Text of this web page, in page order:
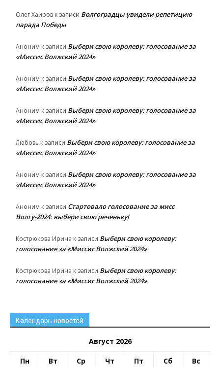
Олег Хаиров к записи Волгоградцы увидели репетицию
парада Победы
Аноним к записи Выбери свою королеву: голосование за
«Миссис Волжский 2024»
Аноним к записи Выбери свою королеву: голосование за
«Миссис Волжский 2024»
Аноним к записи Выбери свою королеву: голосование за
«Миссис Волжский 2024»
Любовь к записи Выбери свою королеву: голосование за
«Миссис Волжский 2024»
Аноним к записи Выбери свою королеву: голосование за
«Миссис Волжский 2024»
Аноним к записи Стартовало голосование за мисс
Волгу-2024: выбери свою реченьку!
Кострюкова Ирина к записи Выбери свою королеву:
голосование за «Миссис Волжский 2024»
Кострюкова Ирина к записи Выбери свою королеву:
голосование за «Миссис Волжский 2024»
Календарь новостей
Август 2026
Пн Вт Ср Чт Пт Сб Вс